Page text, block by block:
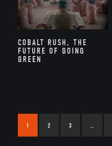
COBALT RUSH, THE
FUTURE OF GOING
GREEN
1 2 3